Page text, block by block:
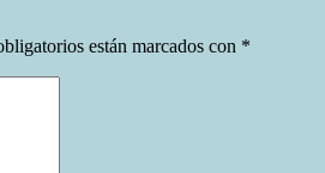
están marcados con *